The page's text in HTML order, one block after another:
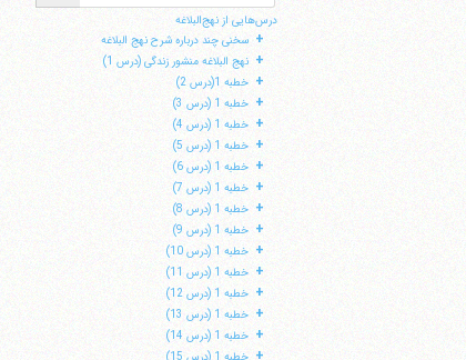
درس‌هایی از نهج‌البلاغه
+ سخنی چند درباره شرح نهج البلاغه
+ نهج البلاغه منشور زندگی (درس 1)
+ خطبه 1(درس 2)
+ خطبه 1 (درس 3)
+ خطبه 1 (درس 4)
+ خطبه 1 (درس 5)
+ خطبه 1 (درس 6)
+ خطبه 1 (درس 7)
+ خطبه 1 (درس 8)
+ خطبه 1 (درس 9)
+ خطبه 1 (درس 10)
+ خطبه 1 (درس 11)
+ خطبه 1 (درس 12)
+ خطبه 1 (درس 13)
+ خطبه 1 (درس 14)